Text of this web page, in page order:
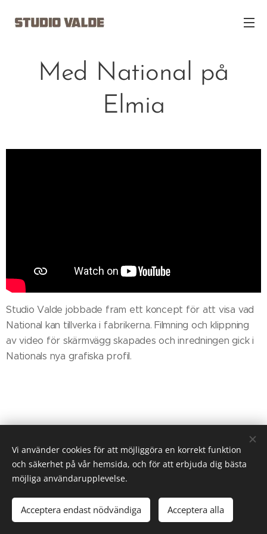
Med National på
Elmia
Studio Valde jobbade fram ett koncept för att visa vad
National kan tillverka i fabrikerna. Filmning och klippning
av video för skärmvägg skapades och inredningen gick i
Nationals nya grafiska profil.
© Studio Valde 2018
Cookies
Vi använder cookies för att möjliggöra en korrekt funktion
och säkerhet på vår hemsida, och för att erbjuda dig bästa
möjliga användarupplevelse.
Acceptera endast nödvändiga Acceptera alla